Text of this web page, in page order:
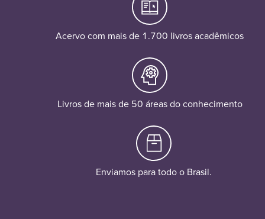
Acervo com mais de 1.700 livros acadêmicos
Livros de mais de 50 áreas do conhecimento
Enviamos para todo o Brasil.